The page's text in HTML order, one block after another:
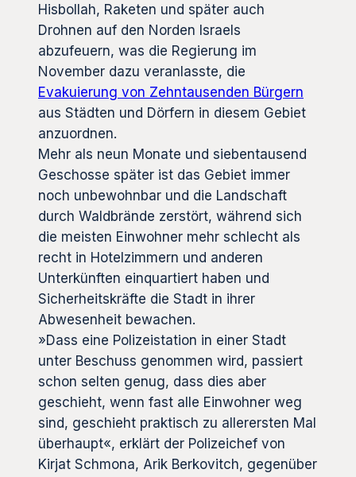
Hisbollah, Raketen und später auch
Drohnen auf den Norden Israels
abzufeuern, was die Regierung im
November dazu veranlasste, die
Evakuierung von Zehntausenden Bürgern
aus Städten und Dörfern in diesem Gebiet
anzuordnen.
Mehr als neun Monate und siebentausend
Geschosse später ist das Gebiet immer
noch unbewohnbar und die Landschaft
durch Waldbrände zerstört, während sich
die meisten Einwohner mehr schlecht als
recht in Hotelzimmern und anderen
Unterkünften einquartiert haben und
Sicherheitskräfte die Stadt in ihrer
Abwesenheit bewachen.
»Dass eine Polizeistation in einer Stadt
unter Beschuss genommen wird, passiert
schon selten genug, dass dies aber
geschieht, wenn fast alle Einwohner weg
sind, geschieht praktisch zu allerersten Mal
überhaupt«, erklärt der Polizeichef von
Kirjat Schmona, Arik Berkovitch, gegenüber